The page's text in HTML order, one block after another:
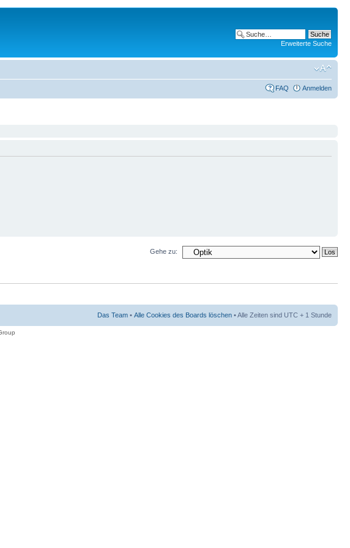
Erweiterte Suche
FAQ Anmelden
Gehe zu:
Das Team • Alle Cookies des Boards löschen • Alle Zeiten sind UTC + 1 Stunde